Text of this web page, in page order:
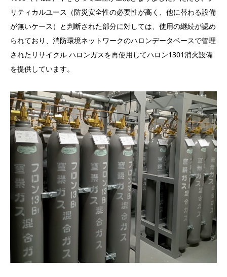
リティカルユース（防災安全性の必要性が高く、他に替わる設備
が無いケース）と判断された部分に対しては、使用の継続が認め
られており、消防環境ネットワークのハロンデータベースで管理
されたリサイクル ハロンガスを再使用してハロン1301消火設備
を提供しています。